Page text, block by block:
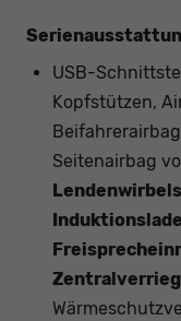
USB-
Kopfstützen,
Seitenairbag